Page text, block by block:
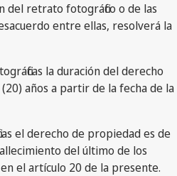
del retrato fotográfico o de las
entre ellas, resolverá la
la duración del derecho
años a partir de la fecha de la
el derecho de propiedad es de
del último de los
el artículo 20 de la presente.